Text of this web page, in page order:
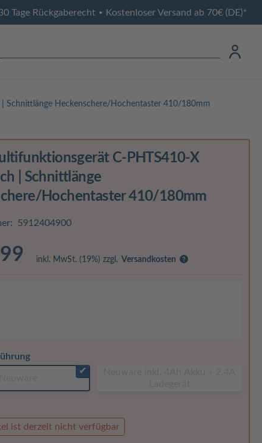
Tage Rückgaberecht • Kostenloser Versand ab 70€ (DE)*
Schnittlänge Heckenschere/Hochentaster 410/180mm
C-PHTS410-X
| Schnittlänge
Hochentaster 410/180mm
5912404900
inkl. MwSt. (19%) zzgl. Versandkosten
✔
ist derzeit nicht verfügbar